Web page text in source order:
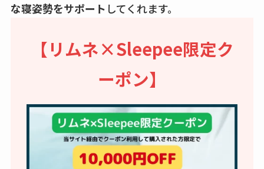
な寝姿勢をサポート してくれます。
【リムネ×Sleepee限定ク
ーポン】